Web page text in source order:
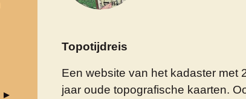
Topotijdreis
Een website van het kadaster met
jaar oude topografische kaarten.